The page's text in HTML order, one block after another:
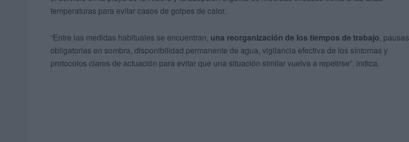
temperaturas para evitar casos de golpes de calor.
“Entre las medidas habituales se encuentran, una reorganización de los tiempos de trabajo, pausas
obligatorias en sombra, disponibilidad permanente de agua, vigilancia efectiva de los síntomas y
protocolos claros de actuación para evitar que una situación similar vuelva a repetirse”, indica.